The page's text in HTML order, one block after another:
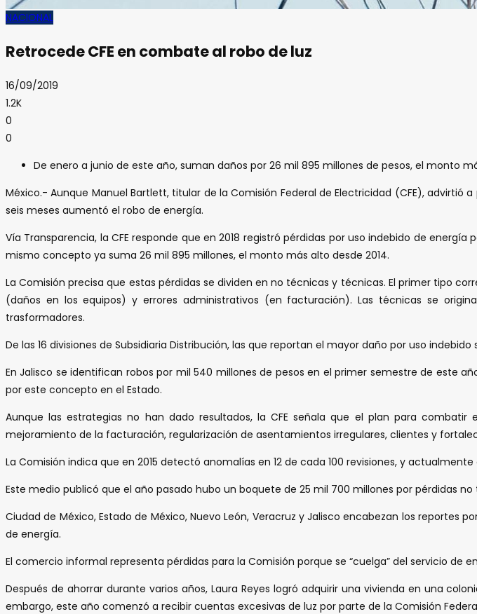
NACIONAL
Retrocede CFE en combate al robo de luz
16/09/2019
1.2K
0
0
De enero a junio de este año, suman daños por 26 mil 895 millones de pesos, el monto
México.- Aunque Manuel Bartlett, titular de la Comisión Federal de Electricidad (CFE),
seis meses aumentó el robo de energía.
Vía Transparencia, la CFE responde que en 2018 registró pérdidas por uso indebido de
mismo concepto ya suma 26 mil 895 millones, el monto más alto desde 2014.
La Comisión precisa que estas pérdidas se dividen en no técnicas y técnicas. El primer tipo
(daños en los equipos) y errores administrativos (en facturación). Las técnicas se
trasformadores.
De las 16 divisiones de Subsidiaria Distribución, las que reportan el mayor daño por uso
En Jalisco se identifican robos por mil 540 millones de pesos en el primer semestre de este
por este concepto en el Estado.
Aunque las estrategias no han dado resultados, la CFE señala que el plan para
mejoramiento de la facturación, regularización de asentamientos irregulares, clientes y
La Comisión indica que en 2015 detectó anomalías en 12 de cada 100 revisiones, y
Este medio publicó que el año pasado hubo un boquete de 25 mil 700 millones por pérdidas
Ciudad de México, Estado de México, Nuevo León, Veracruz y Jalisco encabezan los reportes
de energía.
El comercio informal representa pérdidas para la Comisión porque se “cuelga” del servicio
Después de ahorrar durante varios años, Laura Reyes logró adquirir una vivienda en una
embargo, este año comenzó a recibir cuentas excesivas de luz por parte de la Comisión